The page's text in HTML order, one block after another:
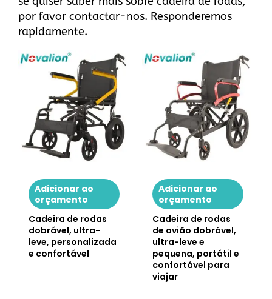
por favor contactar-nos. Responderemos
rapidamente.
Adicionar ao
orçamento
Cadeira de rodas
dobrável, ultra-
leve, personalizada
e confortável
Adicionar ao
orçamento
Cadeira de rodas
de avião dobrável,
ultra-leve e
pequena, portátil e
confortável para
viajar